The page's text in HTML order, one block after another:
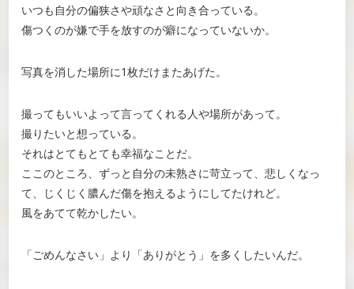
いつも自分の偏狭さや頑なさと向き合っている。
傷つくのが嫌で手を放すのが癖になっていないか。
写真を消した場所に1枚だけまたあげた。
撮ってもいいよって言ってくれる人や場所があって。
撮りたいと想っている。
それはとてもとても幸福なことだ。
ここのところ、ずっと自分の未熟さに苛立って、悲しくなっ
て、じくじく膿んだ傷を抱えるようにしてたけれど。
風をあてて乾かしたい。
「ごめんなさい」より「ありがとう」を多くしたいんだ。